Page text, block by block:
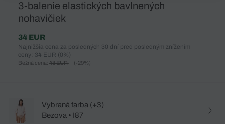
3-balenie elastických bavlnených
nohavičiek
34 EUR
Najnižšia cena za posledných 30 dní pred posledným znížením
ceny: 34 EUR (0%)
Bežná cena: 48 EUR (-29%)
Vybraná farba (+3)
Bezova • I87